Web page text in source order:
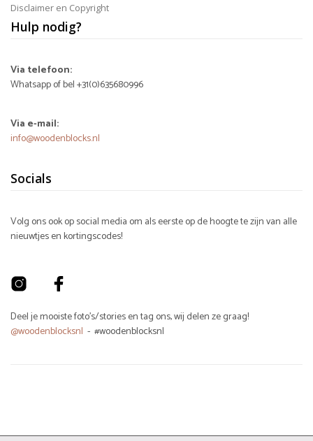
Disclaimer en Copyright
Hulp nodig?
Via telefoon:
Whatsapp of bel +31(0)635680996
Via e-mail:
info@woodenblocks.nl
Socials
Volg ons ook op social media om als eerste op de hoogte te zijn van alle
nieuwtjes en kortingscodes!
Deel je mooiste foto's/stories en tag ons, wij delen ze graag!
@woodenblocksnl - #woodenblocksnl